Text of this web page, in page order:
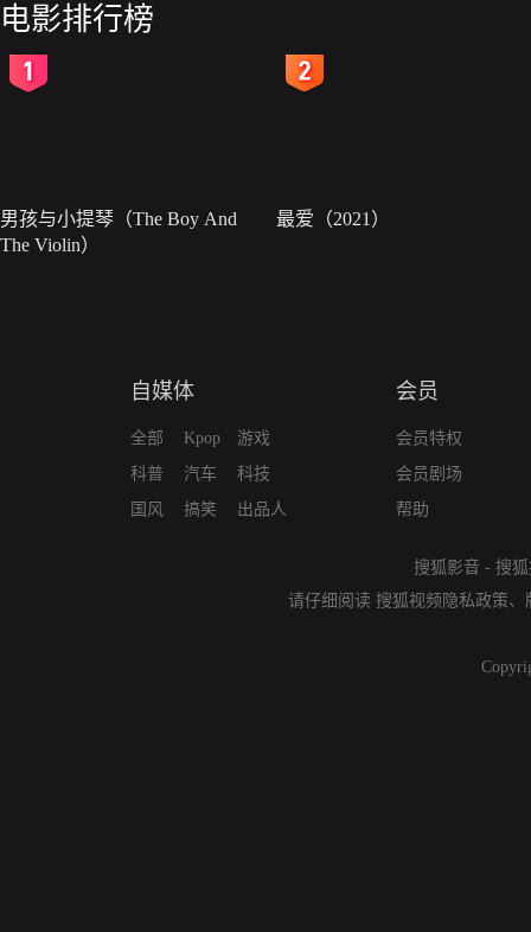
电影排行榜
男孩与小提琴（The Boy And
The Violin）
最爱（2021）
自媒体
全部
科普
国风
Kpop
汽车
搞笑
游戏
科技
出品人
会员
会员特权
会员剧场
帮助
搜狐影音 - 搜
请仔细阅读 搜狐视频隐私政策、